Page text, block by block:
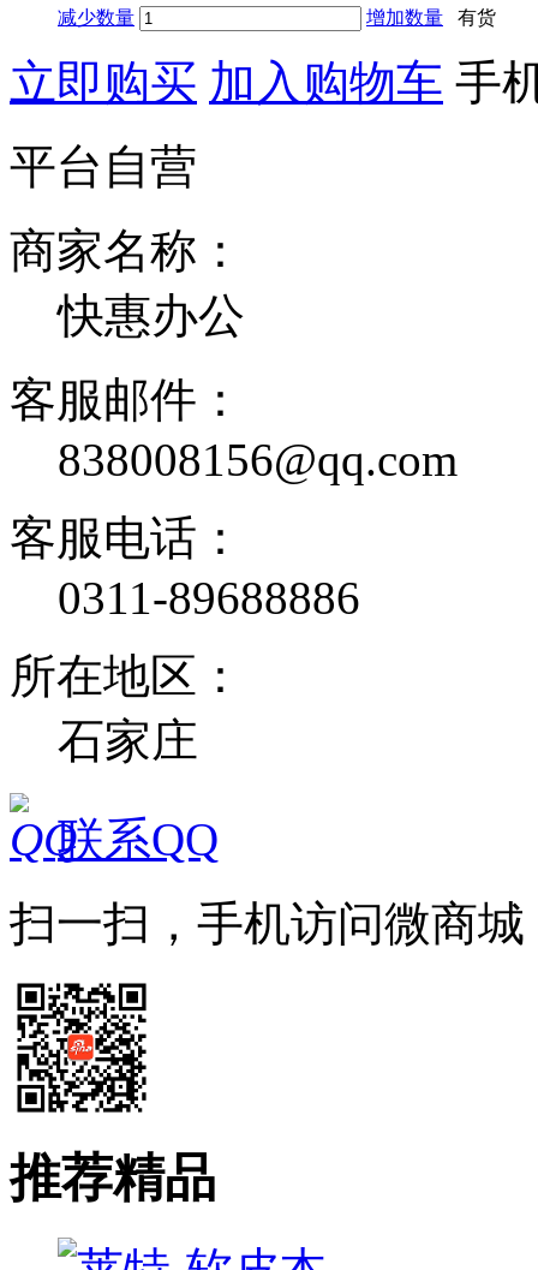
减少数量 增加数量 有货
立即购买 加入购物车 手
平台自营
商家名称：
快惠办公
客服邮件：
838008156@qq.com
客服电话：
0311-89688886
所在地区：
石家庄
联系QQ
扫一扫，手机访问微商城
推荐精品